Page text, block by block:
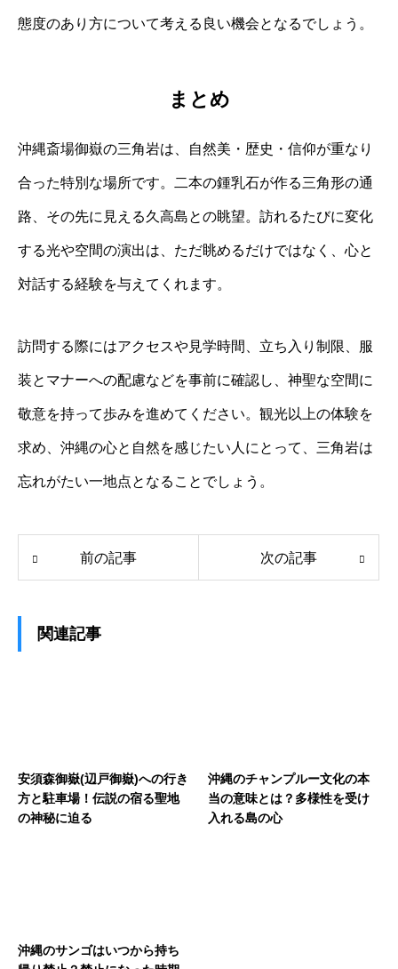
態度のあり方について考える良い機会となるでしょう。
まとめ
沖縄斎場御嶽の三角岩は、自然美・歴史・信仰が重なり
合った特別な場所です。二本の鍾乳石が作る三角形の通
路、その先に見える久高島との眺望。訪れるたびに変化
する光や空間の演出は、ただ眺めるだけではなく、心と
対話する経験を与えてくれます。
訪問する際にはアクセスや見学時間、立ち入り制限、服
装とマナーへの配慮などを事前に確認し、神聖な空間に
敬意を持って歩みを進めてください。観光以上の体験を
求め、沖縄の心と自然を感じたい人にとって、三角岩は
忘れがたい一地点となることでしょう。
前の記事 次の記事
関連記事
安須森御嶽(辺戸御嶽)への行き
方と駐車場！伝説の宿る聖地
の神秘に迫る
沖縄のチャンプルー文化の本
当の意味とは？多様性を受け
入れる島の心
沖縄のサンゴはいつから持ち